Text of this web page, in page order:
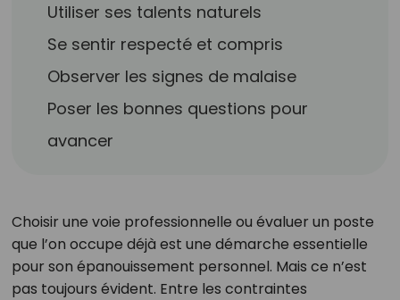
Utiliser ses talents naturels
Se sentir respecté et compris
Observer les signes de malaise
Poser les bonnes questions pour
avancer
Choisir une voie professionnelle ou évaluer un poste
que l’on occupe déjà est une démarche essentielle
pour son épanouissement personnel. Mais ce n’est
pas toujours évident. Entre les contraintes